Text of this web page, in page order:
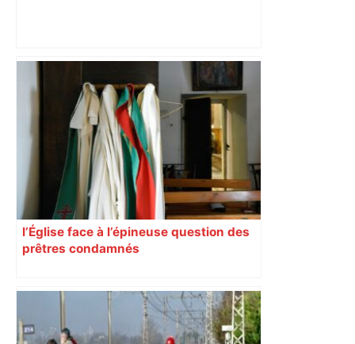
Bilan du marché du logement neuf :
une lueur d'espoir pour l'immobilier à
Toulouse ? – Actu.fr
l’Église face à l’épineuse question des
prêtres condamnés